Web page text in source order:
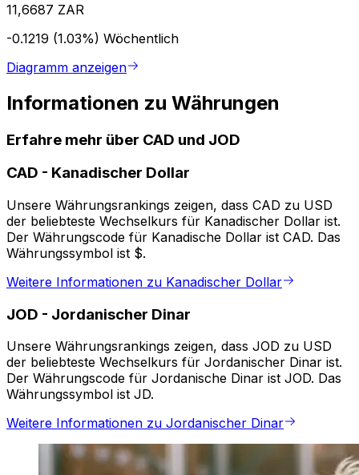
11,6687 ZAR
-0.1219 (1.03%) Wöchentlich
Diagramm anzeigen
Informationen zu Währungen
Erfahre mehr über CAD und JOD
CAD - Kanadischer Dollar
Unsere Währungsrankings zeigen, dass CAD zu USD
der beliebteste Wechselkurs für Kanadischer Dollar ist.
Der Währungscode für Kanadische Dollar ist CAD. Das
Währungssymbol ist $.
Weitere Informationen zu Kanadischer Dollar
JOD - Jordanischer Dinar
Unsere Währungsrankings zeigen, dass JOD zu USD
der beliebteste Wechselkurs für Jordanischer Dinar ist.
Der Währungscode für Jordanische Dinar ist JOD. Das
Währungssymbol ist JD.
Weitere Informationen zu Jordanischer Dinar